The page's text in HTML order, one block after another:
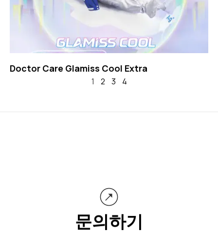
Doctor Care Glamiss Cool Extra
1 2 3 4
문의하기